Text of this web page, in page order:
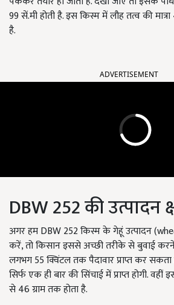
99 सें.मी होती है. इस किस्म में लौह तत्व की मात्रा
है.
ADVERTISEMENT
DBW 252 की उत्पादन
अगर हम DBW 252 किस्म के गेहूं उत्पादन
करें, तो किसान इससे अच्छी तरीके से बुवाई
लगभग 55 क्विंटल तक पैदावार प्राप्त कर
सिर्फ एक ही बार की सिंचाई में प्राप्त होगी.
से 46 ग्राम तक होता है.